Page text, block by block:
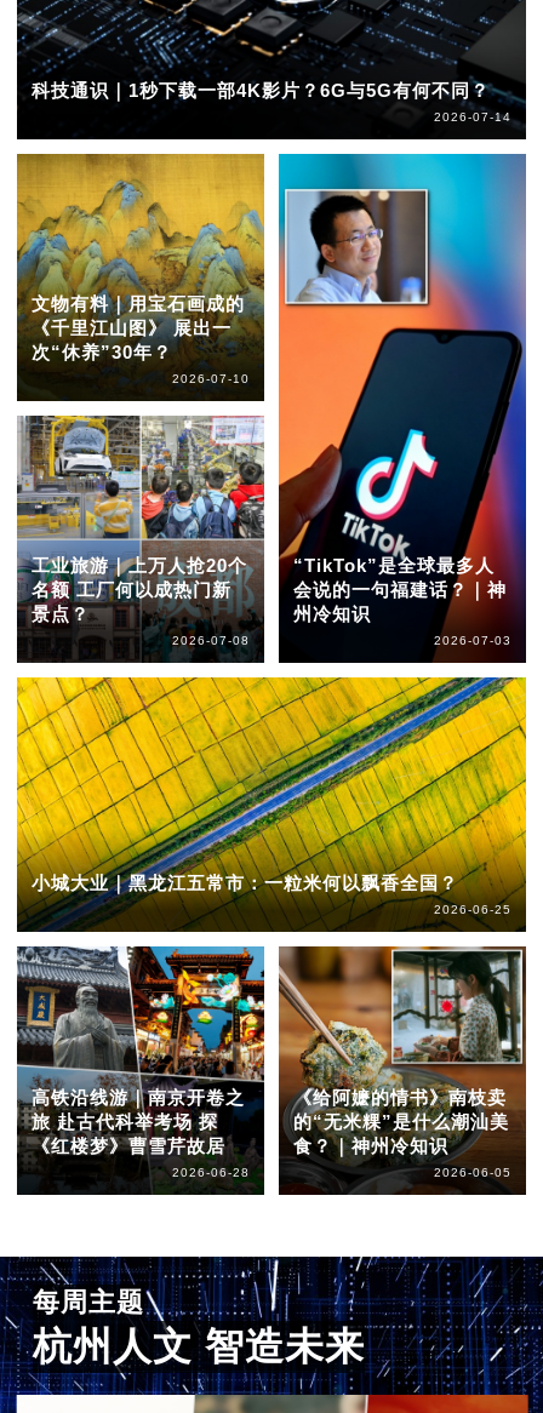
科技通识｜1秒下载一部4K影片？6G与5G有何不同？
2026-07-14
文物有料｜用宝石画成的
《千里江山图》 展出一
次“休养”30年？
2026-07-10
工业旅游｜上万人抢20个
名额 工厂何以成热门新
景点？
2026-07-08
“TikTok”是全球最多人
会说的一句福建话？｜神
州冷知识
2026-07-03
小城大业｜黑龙江五常市：一粒米何以飘香全国？
2026-06-25
高铁沿线游｜南京开卷之
旅 赴古代科举考场 探
《红楼梦》曹雪芹故居
2026-06-28
《给阿嬷的情书》南枝卖
的“无米粿”是什么潮汕美
食？｜神州冷知识
2026-06-05
每周主题
杭州人文 智造未来